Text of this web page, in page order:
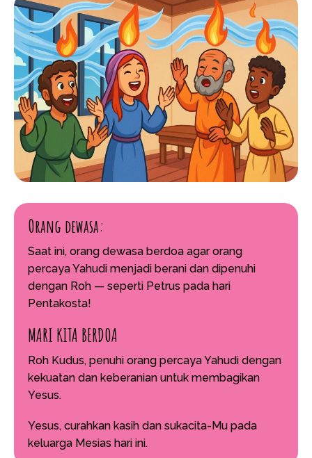
Orang dewasa:
Saat ini, orang dewasa berdoa agar orang
percaya Yahudi menjadi berani dan dipenuhi
dengan Roh — seperti Petrus pada hari
Pentakosta!
MARI KITA BERDOA
Roh Kudus, penuhi orang percaya Yahudi dengan
kekuatan dan keberanian untuk membagikan
Yesus.
Yesus, curahkan kasih dan sukacita-Mu pada
keluarga Mesias hari ini.